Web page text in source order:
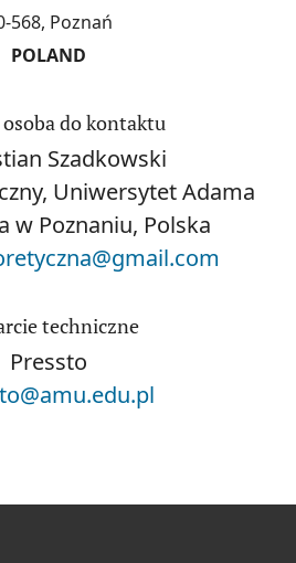
568, Poznań
POLAND
osoba do kontaktu
Szadkowski
Uniwersytet Adama
w Poznaniu, Polska
techniczne
Pressto